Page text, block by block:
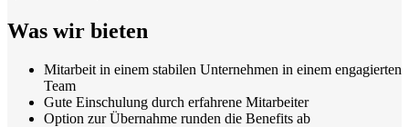
Was wir bieten
Mitarbeit in einem stabilen Unternehmen in einem engagierten
Team
Gute Einschulung durch erfahrene Mitarbeiter
Option zur Übernahme runden die Benefits ab